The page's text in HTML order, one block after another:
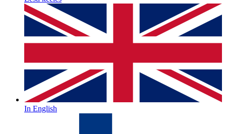
In English